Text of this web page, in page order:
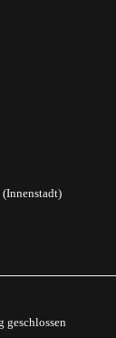
(Innenstadt)
geschlossen